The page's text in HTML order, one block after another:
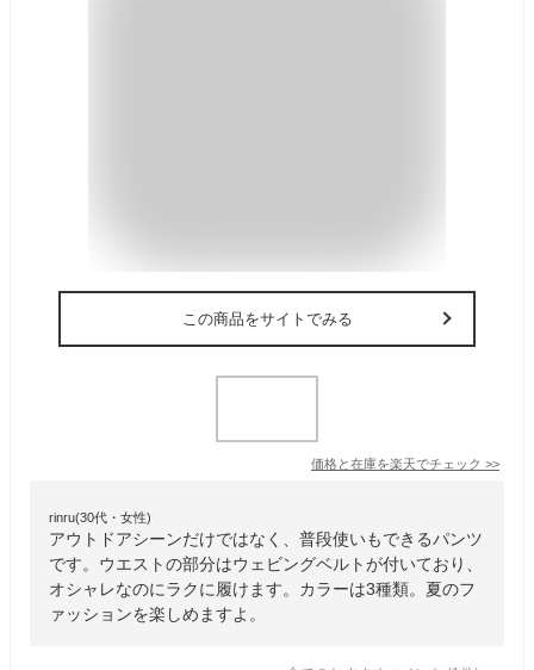
この商品をサイトでみる
価格と在庫を楽天でチェック >>
rinru(30代・女性)
アウトドアシーンだけではなく、普段使いもできるパンツ
です。ウエストの部分はウェビングベルトが付いており、
オシャレなのにラクに履けます。カラーは3種類。夏のフ
ァッションを楽しめますよ。